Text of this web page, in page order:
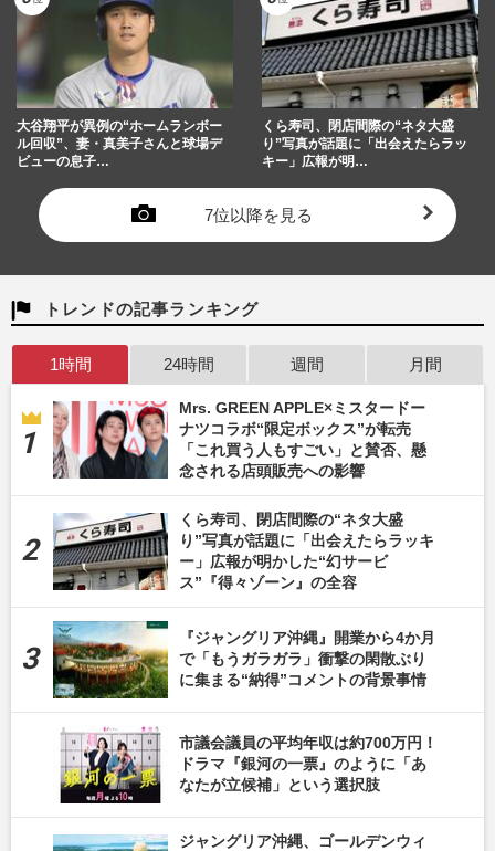
大谷翔平が異例の“ホームランボー
ル回収”、妻・真美子さんと球場デ
ビューの息子…
くら寿司、閉店間際の“ネタ大盛
り”写真が話題に「出会えたらラッ
キー」広報が明…
7位以降を見る
トレンドの記事ランキング
1時間 24時間 週間 月間
Mrs. GREEN APPLE×ミスタードー
ナツコラボ“限定ボックス”が転売
「これ買う人もすごい」と賛否、懸
念される店頭販売への影響
くら寿司、閉店間際の“ネタ大盛
り”写真が話題に「出会えたらラッキ
ー」広報が明かした“幻サービ
ス”『得々ゾーン』の全容
『ジャングリア沖縄』開業から4か月
で「もうガラガラ」衝撃の閑散ぶり
に集まる“納得”コメントの背景事情
市議会議員の平均年収は約700万円！
ドラマ『銀河の一票』のように「あ
なたが立候補」という選択肢
ジャングリア沖縄、ゴールデンウィ